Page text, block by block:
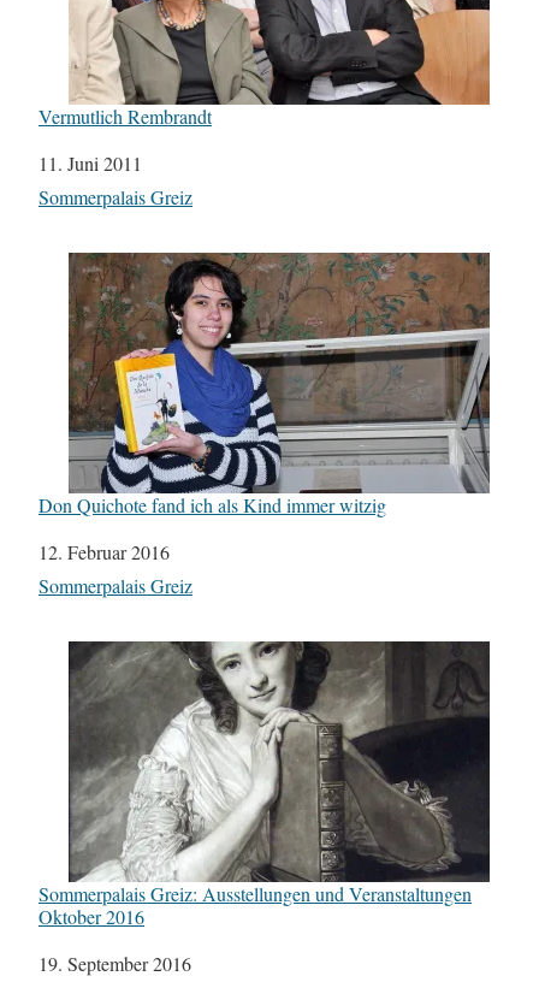
Vermutlich Rembrandt
Datum
11. Juni 2011
In Bezug auf
Sommerpalais Greiz
Don Quichote fand ich als Kind immer witzig
Datum
12. Februar 2016
In Bezug auf
Sommerpalais Greiz
Sommerpalais Greiz: Ausstellungen und Veranstaltungen
Oktober 2016
Datum
19. September 2016